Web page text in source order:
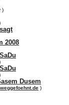
)
2008
Dusem
weggefoehnt.de )